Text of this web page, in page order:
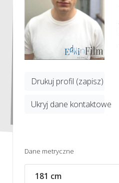
Drukuj profil (zapisz)
Ukryj dane kontaktowe
Dane metryczne
181 cm